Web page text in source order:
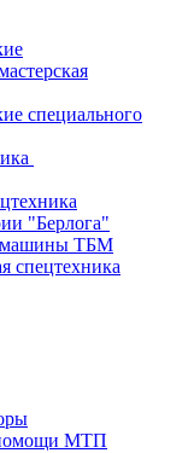
специального
"Берлога"
машины ТБМ
спецтехника
МТП